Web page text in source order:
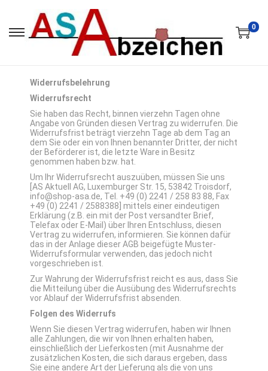
0
Widerrufsbelehrung
Widerrufsrecht
Sie haben das Recht, binnen vierzehn Tagen ohne
Angabe von Gründen diesen Vertrag zu widerrufen. Die
Widerrufsfrist beträgt vierzehn Tage ab dem Tag an
dem Sie oder ein von Ihnen benannter Dritter, der nicht
der Beförderer ist, die letzte Ware in Besitz
genommen haben bzw. hat.
Um Ihr Widerrufsrecht auszuüben, müssen Sie uns
[AS Aktuell AG, Luxemburger Str. 15, 53842 Troisdorf,
info@shop-asa.de, Tel. +49 (0) 2241 / 258 83 88, Fax
+49 (0) 2241 / 2588388] mittels einer eindeutigen
Erklärung (z.B. ein mit der Post versandter Brief,
Telefax oder E-Mail) über Ihren Entschluss, diesen
Vertrag zu widerrufen, informieren. Sie können dafür
das in der Anlage dieser AGB beigefügte Muster-
Widerrufsformular verwenden, das jedoch nicht
vorgeschrieben ist.
Zur Wahrung der Widerrufsfrist reicht es aus, dass Sie
die Mitteilung über die Ausübung des Widerrufsrechts
vor Ablauf der Widerrufsfrist absenden.
Folgen des Widerrufs
Wenn Sie diesen Vertrag widerrufen, haben wir Ihnen
alle Zahlungen, die wir von Ihnen erhalten haben,
einschließlich der Lieferkosten (mit Ausnahme der
zusätzlichen Kosten, die sich daraus ergeben, dass
Sie eine andere Art der Lieferung als die von uns